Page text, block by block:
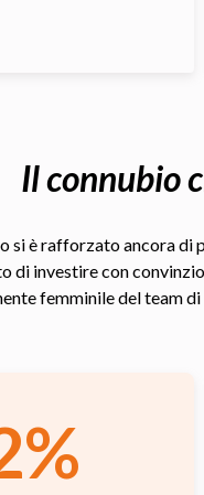
Il connubio
si è rafforzato ancora
di investire con
femminile del team